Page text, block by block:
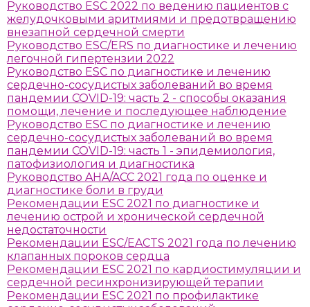
Руководство ESC 2022 по ведению пациентов с
желудочковыми аритмиями и предотвращению
внезапной сердечной смерти
Руководство ESC/ERS по диагностике и лечению
легочной гипертензии 2022
Руководство ESC по диагностике и лечению
сердечно-сосудистых заболеваний во время
пандемии COVID-19: часть 2 - способы оказания
помощи, лечение и последующее наблюдение
Руководство ESC по диагностике и лечению
сердечно-сосудистых заболеваний во время
пандемии COVID-19: часть 1 - эпидемиология,
патофизиология и диагностика
Руководство AHA/ACC 2021 года по оценке и
диагностике боли в груди
Рекомендации ESC 2021 по диагностике и
лечению острой и хронической сердечной
недостаточности
Рекомендации ESC/EACTS 2021 года по лечению
клапанных пороков сердца
Рекомендации ESC 2021 по кардиостимуляции и
сердечной ресинхронизирующей терапии
Рекомендации ESC 2021 по профилактике